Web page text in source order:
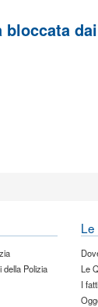
bloccata
della Polizia
Le
I